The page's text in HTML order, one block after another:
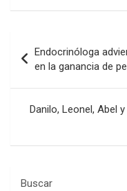
de
entradas
Endocrinóloga
en la ganancia de
Danilo, Leonel, Abel
Buscar